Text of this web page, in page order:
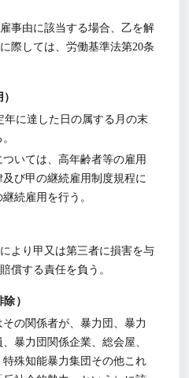
事由に該当する場合、乙を解
際しては、労働基準法第20条
年に達した日の属する月の末
いては、高年齢者等の雇用
び甲の継続雇用制度規程に
続雇用を行う。
より甲又は第三者に損害を与
償する責任を負う。
除
の関係者が、暴力団、暴力
暴力団関係企業、総会屋、
殊知能暴力集団その他これ